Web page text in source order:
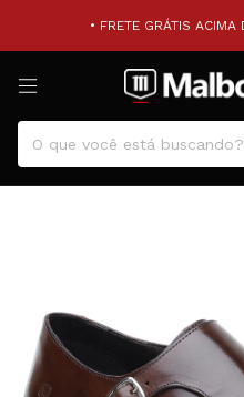
• FRETE GRÁTIS ACIMA